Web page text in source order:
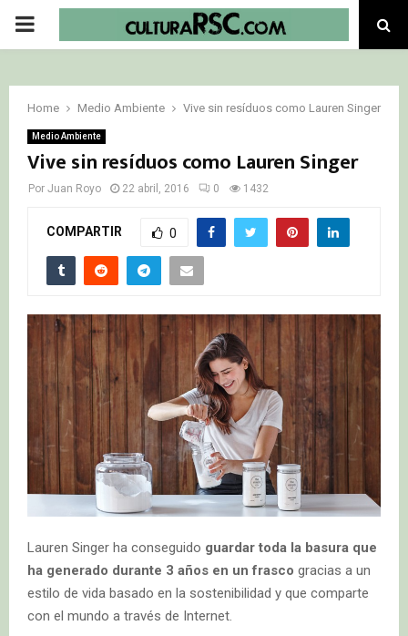
PRIMARY
Home Medio Ambiente Vive sin resíduos como Lauren Singer
Medio Ambiente
Vive sin resíduos como Lauren Singer
Por Juan Royo 22 abril, 2016 0 1432
COMPARTIR 0
Lauren Singer ha conseguido guardar toda la basura que
ha generado durante 3 años en un frasco gracias a un
estilo de vida basado en la sostenibilidad y que comparte
con el mundo a través de Internet.